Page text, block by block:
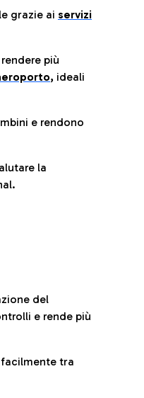
grazie ai servizi
più
, ideali
e rendono
la
del
e rende più
tra